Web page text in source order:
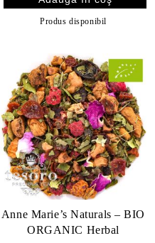
Produs disponibil
Anne Marie’s Naturals – BIO
ORGANIC Herbal